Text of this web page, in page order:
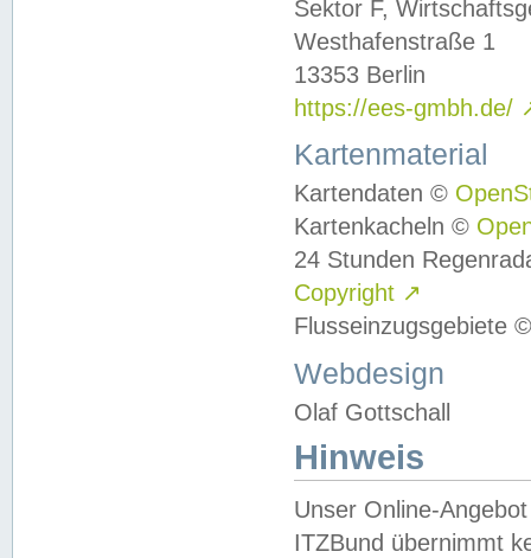
Sektor F,
Westhafenstraße 1
13353 Berlin
https://ees-gmbh.de/
Kartenmaterial
Kartendaten ©
Kartenkacheln ©
24 Stunden
Copyright ↗
Flusseinzugsgebiete
Webdesign
Olaf Gottschall
Hinweis
Unser Online-
ITZBund übernimmt